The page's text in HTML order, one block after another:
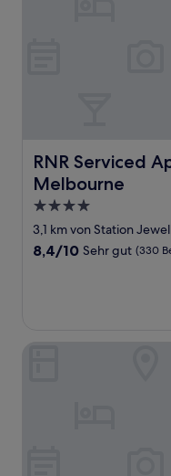
RNR Serviced
Melbourne
RNR Serviced
4.0-
Sterne-
Unterkunft
3,1 km von Station
8.4
Bewertungen)
8,4/10 Sehr gut (330